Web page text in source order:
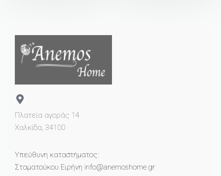
Πλατεία αγοράς 14
Χαλκίδα, 34100
Υπεύθυνη καταστήματος:
Σταματούκου Ειρήνη info@anemoshome.gr